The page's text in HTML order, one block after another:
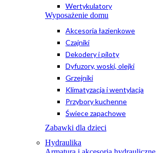
Wertykulatory
Wyposażenie domu
Akcesoria łazienkowe
Czajniki
Dekodery i piloty
Dyfuzory, woski, olejki
Grzejniki
Klimatyzacja i wentylacja
Przybory kuchenne
Świece zapachowe
Zabawki dla dzieci
Hydraulika